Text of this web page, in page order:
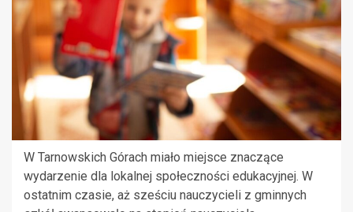
W Tarnowskich Górach miało miejsce znaczące
wydarzenie dla lokalnej społeczności edukacyjnej. W
ostatnim czasie, aż sześciu nauczycieli z gminnych